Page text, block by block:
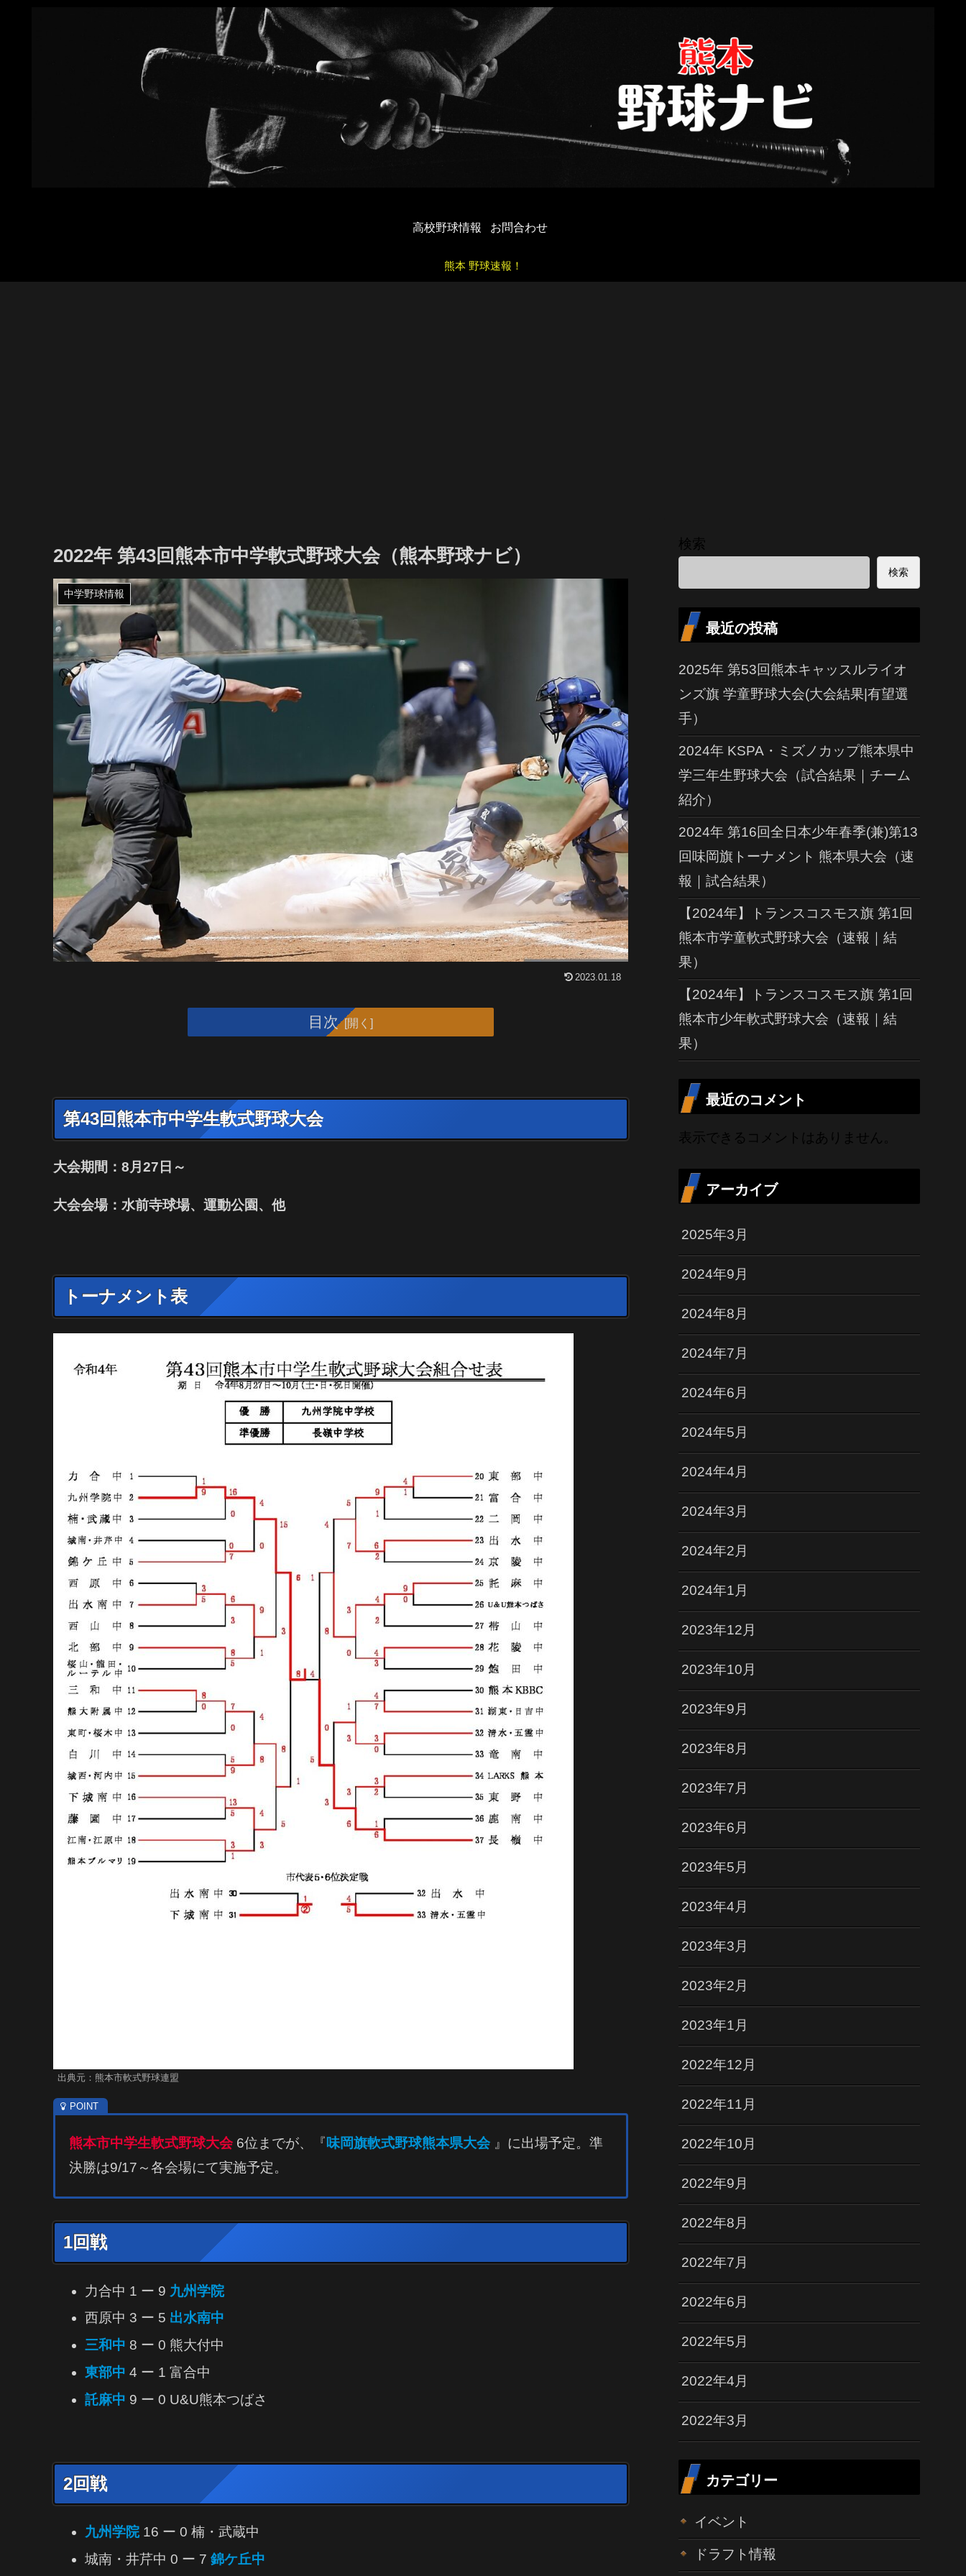
高校野球情報 お問合わせ
熊本 野球速報！
2022年 第43回熊本市中学軟式野球大会（熊本野球ナビ）
中学野球情報
2023.01.18
目次
第43回熊本市中学生軟式野球大会
大会期間：8月27日～
大会会場：水前寺球場、運動公園、他
トーナメント表
出典元：熊本市軟式野球連盟
熊本市中学生軟式野球大会6位までが、『味岡旗軟式野球熊本県大会 』に出場予定。準
決勝は9/17～各会場にて実施予定。
1回戦
力合中 1 ー 9 九州学院
西原中 3 ー 5 出水南中
三和中 8 ー 0 熊大付中
東部中 4 ー 1 富合中
託麻中 9 ー 0 U&U熊本つばさ
2回戦
九州学院16 ー 0 楠・武蔵中
城南・井芹中 0 ー 7 錦ケ丘中
検索
検索
最近の投稿
2025年 第53回熊本キャッスルライオ
ンズ旗 学童野球大会(大会結果|有望選
手）
2024年 KSPA・ミズノカップ熊本県中
学三年生野球大会（試合結果｜チーム
紹介）
2024年 第16回全日本少年春季(兼)第13
回味岡旗トーナメント 熊本県大会（速
報｜試合結果）
【2024年】トランスコスモス旗 第1回
熊本市学童軟式野球大会（速報｜結
果）
【2024年】トランスコスモス旗 第1回
熊本市少年軟式野球大会（速報｜結
果）
最近のコメント
表示できるコメントはありません。
アーカイブ
2025年3月
2024年9月
2024年8月
2024年7月
2024年6月
2024年5月
2024年4月
2024年3月
2024年2月
2024年1月
2023年12月
2023年10月
2023年9月
2023年8月
2023年7月
2023年6月
2023年5月
2023年4月
2023年3月
2023年2月
2023年1月
2022年12月
2022年11月
2022年10月
2022年9月
2022年8月
2022年7月
2022年6月
2022年5月
2022年4月
2022年3月
カテゴリー
イベント
ドラフト情報